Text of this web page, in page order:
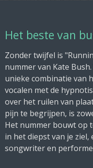
Het beste van
Zonder twijfel is
nummer van Kate
unieke combinatie van
vocalen met de
over het ruilen van
pijn te begrijpen, is
Het nummer bouwt op
in het diepst van je
songwriter en